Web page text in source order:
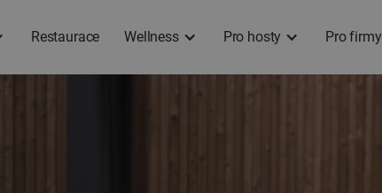
Restaurace Wellness Pro hosty Pro firmy